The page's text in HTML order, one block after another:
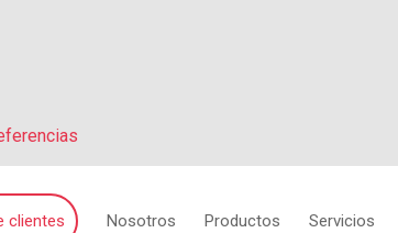
clientes Nosotros Productos Servicios